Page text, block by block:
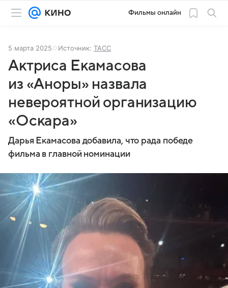
Фильмы онлайн
5 марта 2025 Источник: ТАСС
Актриса Екамасова
из «Аноры» назвала
невероятной организацию
«Оскара»
Дарья Екамасова добавила, что рада победе
фильма в главной номинации